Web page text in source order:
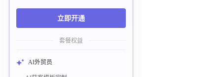
立即开通
套餐权益
AI外贸员